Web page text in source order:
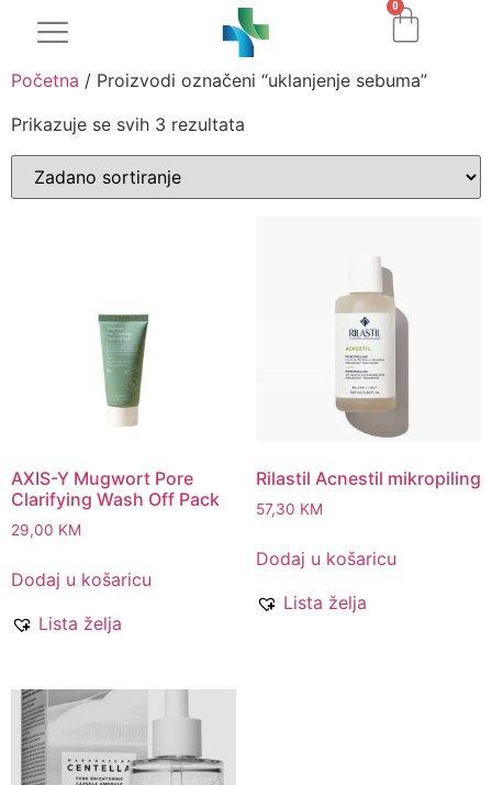
0
Početna / Proizvodi označeni “uklanjenje sebuma”
Prikazuje se svih 3 rezultata
AXIS-Y Mugwort Pore
Clarifying Wash Off Pack
29,00 KM
Dodaj u košaricu
Lista želja
Rilastil Acnestil mikropiling
57,30 KM
Dodaj u košaricu
Lista želja